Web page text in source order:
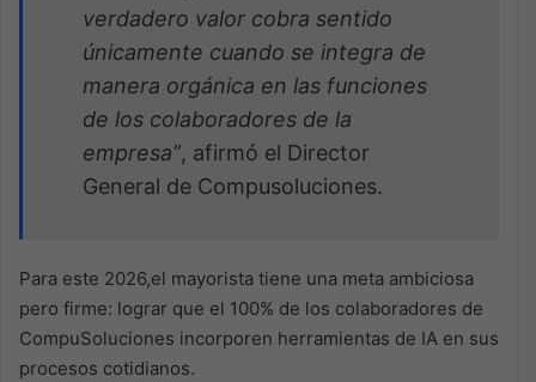
verdadero valor cobra sentido
únicamente cuando se integra de
manera orgánica en las funciones
de los colaboradores de la
empresa”, afirmó el Director
General de Compusoluciones.
Para este 2026,el mayorista tiene una meta ambiciosa
pero firme: lograr que el 100% de los colaboradores de
CompuSoluciones incorporen herramientas de IA en sus
procesos cotidianos.